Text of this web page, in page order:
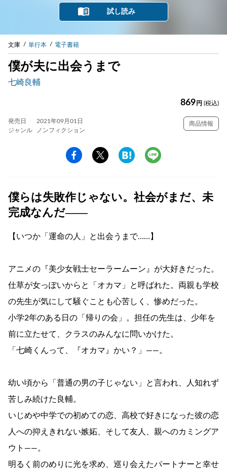
試し読み
文庫 単行本 電子書籍
僕が夫に出会うまで
七崎良輔
869 円 (税込)
発売日
2021年09月01日
ジャンル
ノンフィクション
商品情報
僕らは失敗作じゃない。社会がまだ、未
完成なんだ――
【いつか「運命の人」と出会うまで……】
アニメの『美少女戦士セーラームーン』が大好きだった。
仕草が女っぽいからと「オカマ」と呼ばれた。両親も学校
の先生が気にして騒ぐことも心苦しく、惨めだった。
小学2年のある日の「帰りの会」。担任の先生は、少年を
前に立たせて、クラスのみんなに問いかけた。
「七崎くんって、『オカマ』かい？」――。
幼い頃から「普通の男の子じゃない」と言われ、人知れず
苦しみ続けた良輔。
いじめや中学での初めての恋、高校で好きになった彼の恋
人への抑えきれない嫉妬、そして友人、親へのカミングア
ウト――。
明るく前のめりに光を求め、巡り会えたパートナーと幸せ